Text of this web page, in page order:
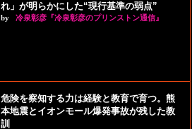
れ」が明らかにした“現行基準の弱点”
by 冷泉彰彦『冷泉彰彦のプリンストン通信』
危険を察知する力は経験と教育で育つ。熊
本地震とイオンモール爆発事故が残した教
訓